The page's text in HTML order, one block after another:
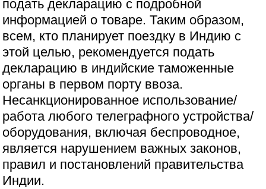
подать декларацию с подробной
информацией о товаре. Таким образом,
всем, кто планирует поездку в Индию с
этой целью, рекомендуется подать
декларацию в индийские таможенные
органы в первом порту ввоза.
Несанкционированное использование/
работа любого телеграфного устройства/
оборудования, включая беспроводное,
является нарушением важных законов,
правил и постановлений правительства
Индии.